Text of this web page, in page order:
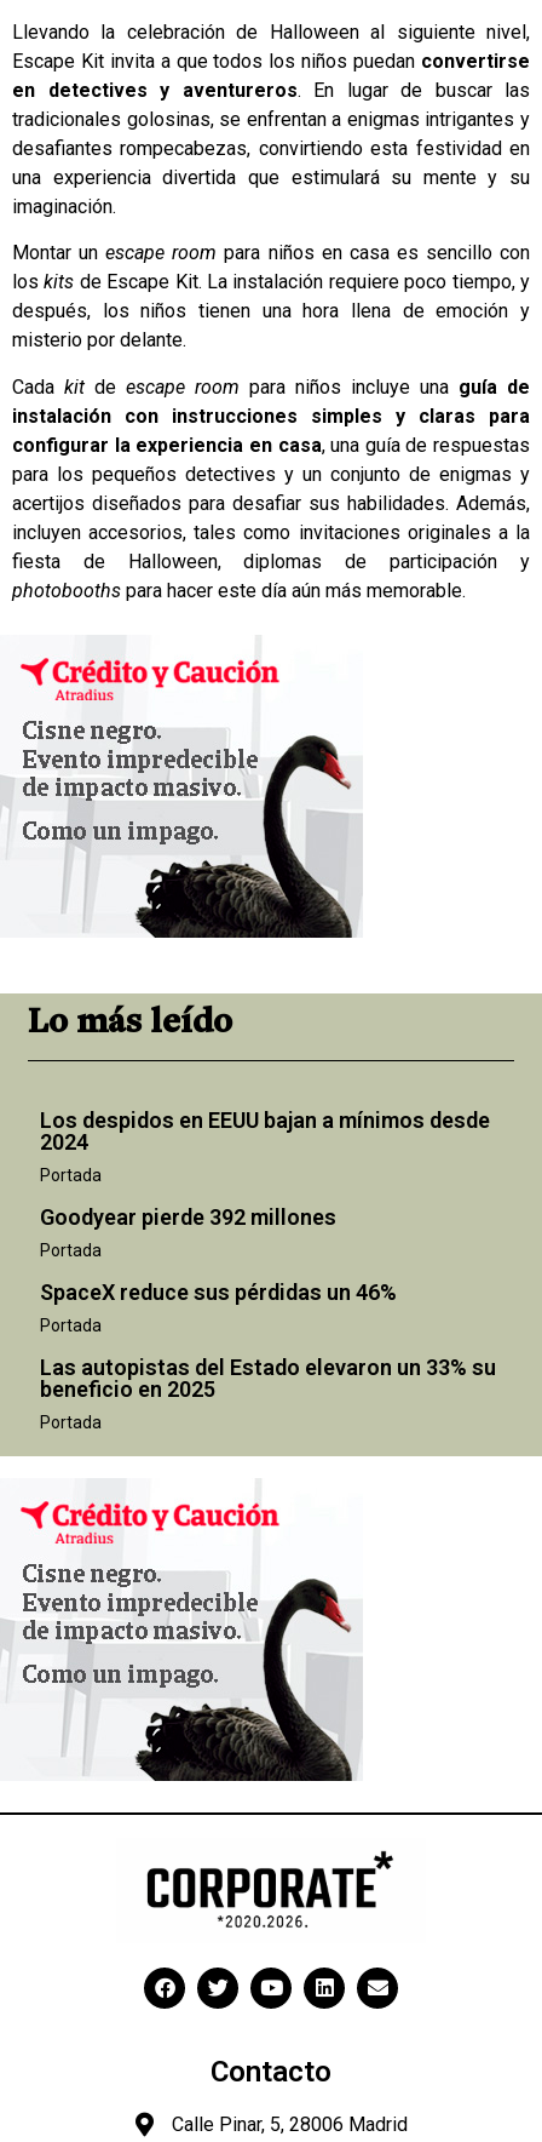
Llevando la celebración de Halloween al siguiente nivel,
Escape Kit invita a que todos los niños puedan convertirse
en detectives y aventureros. En lugar de buscar las
tradicionales golosinas, se enfrentan a enigmas intrigantes y
desafiantes rompecabezas, convirtiendo esta festividad en
una experiencia divertida que estimulará su mente y su
imaginación.
Montar unescape room para niños en casa es sencillo con
loskits de Escape Kit. La instalación requiere poco tiempo, y
después, los niños tienen una hora llena de emoción y
misterio por delante.
Cada kit de escape room para niños incluye una guía de
instalación con instrucciones simples y claras para
configurar la experiencia en casa, una guía de respuestas
para los pequeños detectives y un conjunto de enigmas y
acertijos diseñados para desafiar sus habilidades. Además,
incluyen accesorios, tales como invitaciones originales a la
fiesta de Halloween, diplomas de participación y
photobooths para hacer este día aún más memorable.
Lo más leído
Los despidos en EEUU bajan a mínimos desde
2024
Portada
Goodyear pierde 392 millones
Portada
SpaceX reduce sus pérdidas un 46%
Portada
Las autopistas del Estado elevaron un 33% su
beneficio en 2025
Portada
Contacto
Calle Pinar, 5, 28006 Madrid